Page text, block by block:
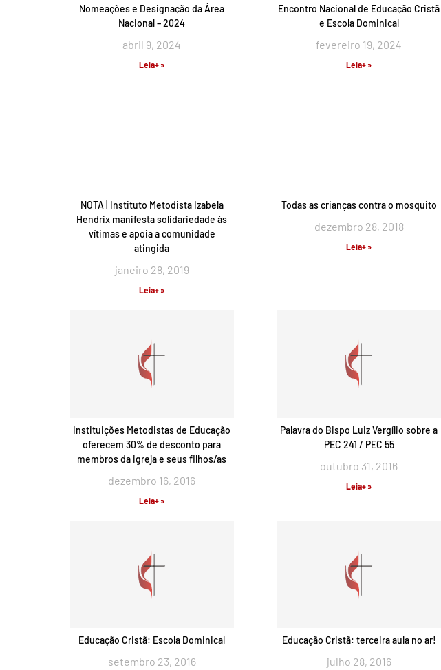
Nomeações e Designação da Área
Nacional – 2024
abril 9, 2024
Leia+ »
Encontro Nacional de Educação Cristã
e Escola Dominical
fevereiro 19, 2024
Leia+ »
NOTA | Instituto Metodista Izabela
Hendrix manifesta solidariedade às
vítimas e apoia a comunidade
atingida
janeiro 28, 2019
Leia+ »
Todas as crianças contra o mosquito
dezembro 28, 2018
Leia+ »
Instituições Metodistas de Educação
oferecem 30% de desconto para
membros da igreja e seus filhos/as
dezembro 16, 2016
Leia+ »
Palavra do Bispo Luiz Vergílio sobre a
PEC 241 / PEC 55
outubro 31, 2016
Leia+ »
Educação Cristã: Escola Dominical
setembro 23, 2016
Educação Cristã: terceira aula no ar!
julho 28, 2016